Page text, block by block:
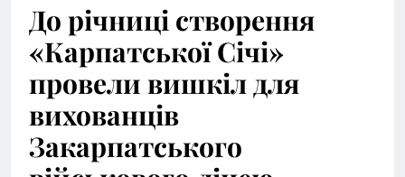
До річниці створення
«Карпатської Січі»
провели вишкіл для
вихованців
Закарпатського